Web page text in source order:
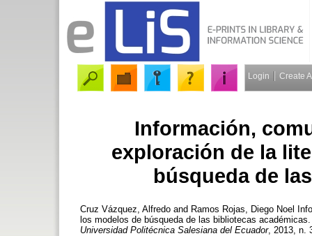
Login Create
Información,
exploración de la
búsqueda de
Cruz Vázquez, Alfredo and Ramos Rojas, Diego Noel
los modelos de búsqueda de las bibliotecas
Universidad Politécnica Salesiana del Ecuador, 2013, n.